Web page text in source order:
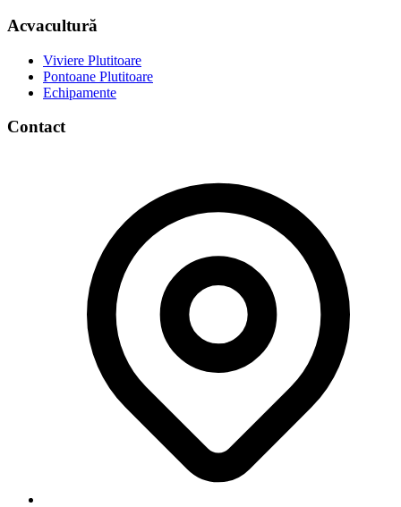
Acvacultură
Viviere Plutitoare
Pontoane Plutitoare
Echipamente
Contact